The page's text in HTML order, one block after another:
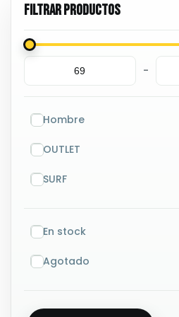
-
Hombre
OUTLET
SURF
En stock
Agotado